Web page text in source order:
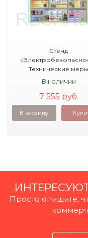
Стенд
Технические меры
В наличии
7 555 руб.
В корзину
Просто опишите,